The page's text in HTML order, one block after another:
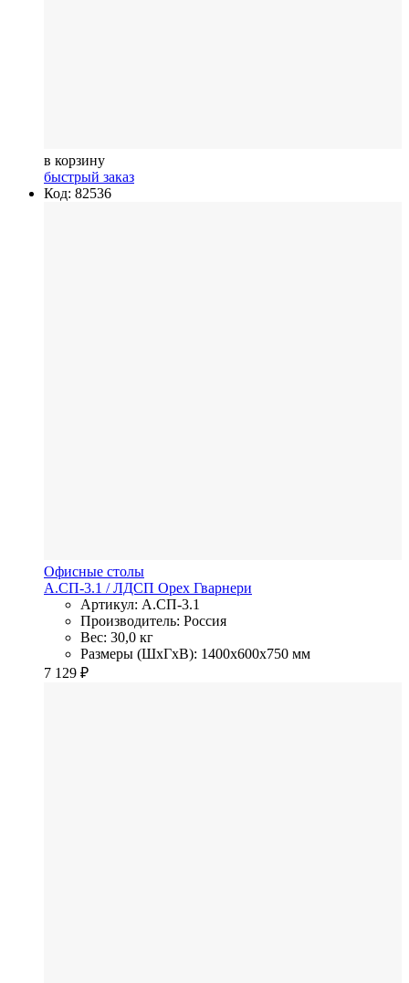
в корзину
быстрый заказ
Код: 82536
Офисные столы
А.СП-3.1 / ЛДСП Орех Гварнери
Артикул: А.СП-3.1
Производитель: Россия
Вес: 30,0 кг
Размеры (ШхГхВ): 1400x600x750 мм
7 129 ₽